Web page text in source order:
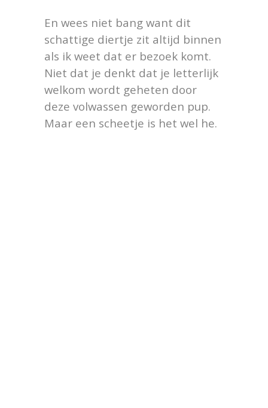
En wees niet bang want dit
schattige diertje zit altijd binnen
als ik weet dat er bezoek komt.
Niet dat je denkt dat je letterlijk
welkom wordt geheten door
deze volwassen geworden pup.
Maar een scheetje is het wel he.